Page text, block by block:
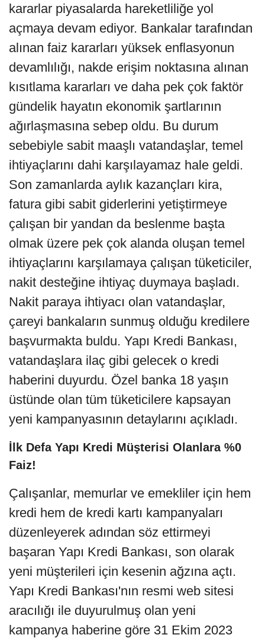
kararlar piyasalarda hareketliliğe yol
açmaya devam ediyor. Bankalar tarafından
alınan faiz kararları yüksek enflasyonun
devamlılığı, nakde erişim noktasına alınan
kısıtlama kararları ve daha pek çok faktör
gündelik hayatın ekonomik şartlarının
ağırlaşmasına sebep oldu. Bu durum
sebebiyle sabit maaşlı vatandaşlar, temel
ihtiyaçlarını dahi karşılayamaz hale geldi.
Son zamanlarda aylık kazançları kira,
fatura gibi sabit giderlerini yetiştirmeye
çalışan bir yandan da beslenme başta
olmak üzere pek çok alanda oluşan temel
ihtiyaçlarını karşılamaya çalışan tüketiciler,
nakit desteğine ihtiyaç duymaya başladı.
Nakit paraya ihtiyacı olan vatandaşlar,
çareyi bankaların sunmuş olduğu kredilere
başvurmakta buldu. Yapı Kredi Bankası,
vatandaşlara ilaç gibi gelecek o kredi
haberini duyurdu. Özel banka 18 yaşın
üstünde olan tüm tüketicilere kapsayan
yeni kampanyasının detaylarını açıkladı.
İlk Defa Yapı Kredi Müşterisi Olanlara %0
Faiz!
Çalışanlar, memurlar ve emekliler için hem
kredi hem de kredi kartı kampanyaları
düzenleyerek adından söz ettirmeyi
başaran Yapı Kredi Bankası, son olarak
yeni müşterileri için kesenin ağzına açtı.
Yapı Kredi Bankası'nın resmi web sitesi
aracılığı ile duyurulmuş olan yeni
kampanya haberine göre 31 Ekim 2023